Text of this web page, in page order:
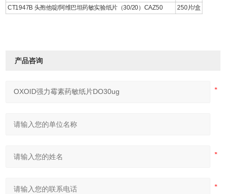
CT1947B 头孢他啶/阿维巴坦药敏实验纸片（30/20）CAZ50
250片/盒
产品咨询